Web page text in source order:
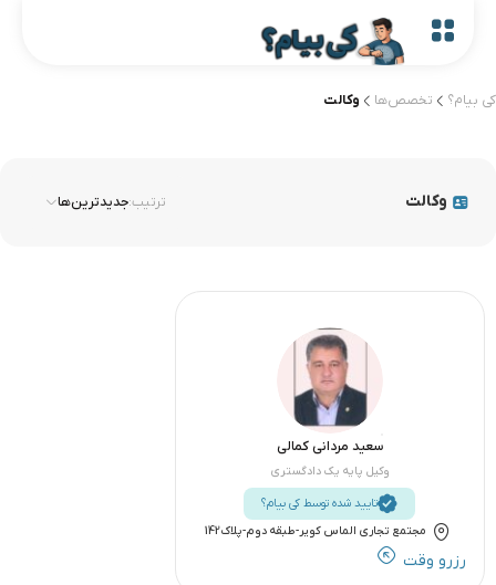
کی بیام؟ تخصص‌ها وکالت
وکالت ترتیب:جدیدترین‌ها
سعید مردانی کمالی
وکیل پایه یک دادگستری
تایید شده توسط کی بیام؟
مجتمع تجاری الماس کویر-طبقه دوم-پلاک142
رزرو وقت